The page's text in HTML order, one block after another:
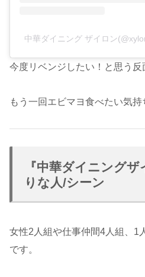
中華ダイニング ザイロン
今度リベンジしたい！と思う反
もう一回エビマヨ食べたい気持
『中華ダイニング
りな人/シーン
女性2人組や仕事仲間4人組、1
です。